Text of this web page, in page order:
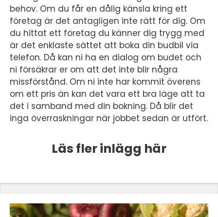
behov. Om du får en dålig känsla kring ett
företag är det antagligen inte rätt för dig. Om
du hittat ett företag du känner dig trygg med
är det enklaste sättet att boka din budbil via
telefon. Då kan ni ha en dialog om budet och
ni försäkrar er om att det inte blir några
missförstånd. Om ni inte har kommit överens
om ett pris än kan det vara ett bra läge att ta
det i samband med din bokning. Då blir det
inga överraskningar när jobbet sedan är utfört.
Läs fler inlägg här